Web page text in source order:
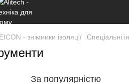
- знімники ізоляції Спеціальні
За популярністю